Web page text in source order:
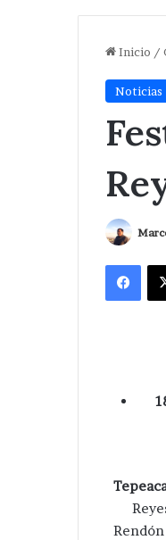
Inicio /
Noticias